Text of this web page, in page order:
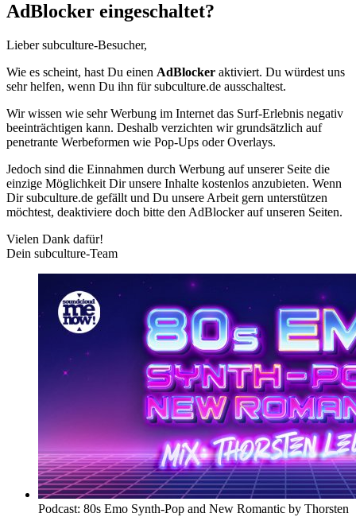
AdBlocker eingeschaltet?
Lieber subculture-Besucher,
Wie es scheint, hast Du einen AdBlocker aktiviert. Du würdest uns
sehr helfen, wenn Du ihn für subculture.de ausschaltest.
Wir wissen wie sehr Werbung im Internet das Surf-Erlebnis negativ
beeinträchtigen kann. Deshalb verzichten wir grundsätzlich auf
penetrante Werbeformen wie Pop-Ups oder Overlays.
Jedoch sind die Einnahmen durch Werbung auf unserer Seite die
einzige Möglichkeit Dir unsere Inhalte kostenlos anzubieten. Wenn
Dir subculture.de gefällt und Du unsere Arbeit gern unterstützen
möchtest, deaktiviere doch bitte den AdBlocker auf unseren Seiten.
Vielen Dank dafür!
Dein subculture-Team
Podcast: 80s Emo Synth-Pop and New Romantic by Thorsten